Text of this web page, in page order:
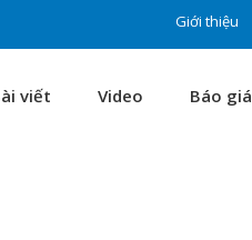
Giới thiệu
viết Video Báo giá